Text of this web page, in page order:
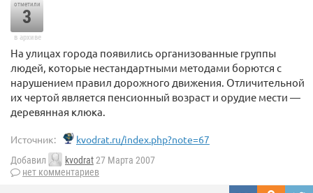
отметили
3
в архиве
На улицах города появились организованные группы
людей, которые нестандартными методами борются с
нарушением правил дорожного движения. Отличительной
их чертой является пенсионный возраст и орудие мести —
деревянная клюка.
Источник: kvodrat.ru/index.php?note=67
Добавил kvodrat27 Марта 2007
нет комментариев